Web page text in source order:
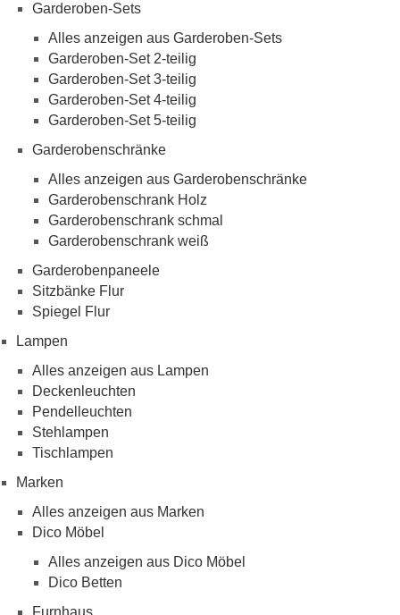
Garderoben-Sets
Alles anzeigen aus Garderoben-Sets
Garderoben-Set 2-teilig
Garderoben-Set 3-teilig
Garderoben-Set 4-teilig
Garderoben-Set 5-teilig
Garderobenschränke
Alles anzeigen aus Garderobenschränke
Garderobenschrank Holz
Garderobenschrank schmal
Garderobenschrank weiß
Garderobenpaneele
Sitzbänke Flur
Spiegel Flur
Lampen
Alles anzeigen aus Lampen
Deckenleuchten
Pendelleuchten
Stehlampen
Tischlampen
Marken
Alles anzeigen aus Marken
Dico Möbel
Alles anzeigen aus Dico Möbel
Dico Betten